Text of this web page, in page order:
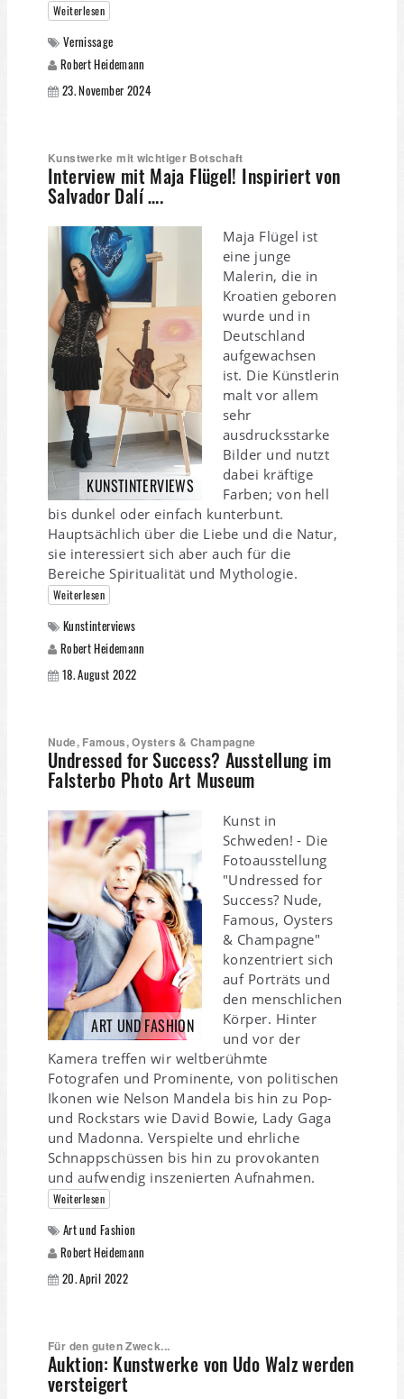
Weiterlesen
Vernissage
Robert Heidemann
23. November 2024
Kunstwerke mit wichtiger Botschaft
Interview mit Maja Flügel! Inspiriert von
Salvador Dalí ….
KUNSTINTERVIEWS
Maja Flügel ist
eine junge
Malerin, die in
Kroatien geboren
wurde und in
Deutschland
aufgewachsen
ist. Die Künstlerin
malt vor allem
sehr
ausdrucksstarke
Bilder und nutzt
dabei kräftige
Farben; von hell
bis dunkel oder einfach kunterbunt.
Hauptsächlich über die Liebe und die Natur,
sie interessiert sich aber auch für die
Bereiche Spiritualität und Mythologie.
Weiterlesen
Kunstinterviews
Robert Heidemann
18. August 2022
Nude, Famous, Oysters & Champagne
Undressed for Success? Ausstellung im
Falsterbo Photo Art Museum
ART UND FASHION
Kunst in
Schweden! - Die
Fotoausstellung
"Undressed for
Success? Nude,
Famous, Oysters
& Champagne"
konzentriert sich
auf Porträts und
den menschlichen
Körper. Hinter
und vor der
Kamera treffen wir weltberühmte
Fotografen und Prominente, von politischen
Ikonen wie Nelson Mandela bis hin zu Pop-
und Rockstars wie David Bowie, Lady Gaga
und Madonna. Verspielte und ehrliche
Schnappschüssen bis hin zu provokanten
und aufwendig inszenierten Aufnahmen.
Weiterlesen
Art und Fashion
Robert Heidemann
20. April 2022
Für den guten Zweck...
Auktion: Kunstwerke von Udo Walz werden
versteigert